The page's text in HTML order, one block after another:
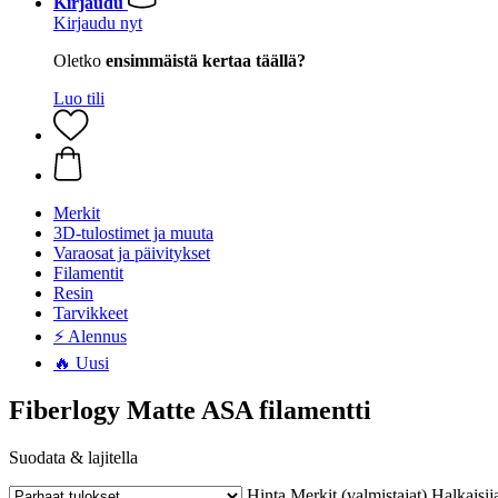
Kirjaudu nyt
Oletko ensimmäistä kertaa täällä?
Luo tili
Merkit
3D-tulostimet ja muuta
Varaosat ja päivitykset
Filamentit
Resin
Tarvikkeet
⚡ Alennus
🔥 Uusi
Fiberlogy Matte ASA filamentti
Suodata & lajitella